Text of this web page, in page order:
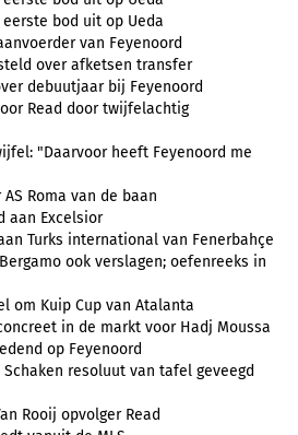
bod uit op Ueda
van Feyenoord
over afketsen transfer
debuutjaar bij Feyenoord
Read door twijfelachtig
"Daarvoor heeft Feyenoord me
Roma van de baan
aan Excelsior
Turks international van Fenerbahçe
ook verslagen; oefenreeks in
om Kuip Cup van Atalanta
in de markt voor Hadj Moussa
op Feyenoord
resoluut van tafel geveegd
Rooij opvolger Read